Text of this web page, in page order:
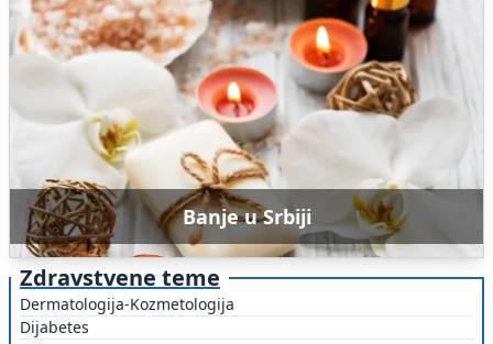
Banje u Srbiji
Zdravstvene teme
Dermatologija-Kozmetologija
Dijabetes